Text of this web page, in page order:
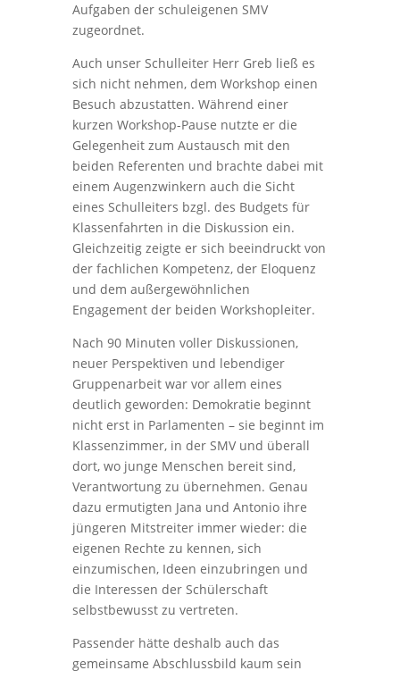
Aufgaben der schuleigenen SMV
zugeordnet.
Auch unser Schulleiter Herr Greb ließ es
sich nicht nehmen, dem Workshop einen
Besuch abzustatten. Während einer
kurzen Workshop-Pause nutzte er die
Gelegenheit zum Austausch mit den
beiden Referenten und brachte dabei mit
einem Augenzwinkern auch die Sicht
eines Schulleiters bzgl. des Budgets für
Klassenfahrten in die Diskussion ein.
Gleichzeitig zeigte er sich beeindruckt von
der fachlichen Kompetenz, der Eloquenz
und dem außergewöhnlichen
Engagement der beiden Workshopleiter.
Nach 90 Minuten voller Diskussionen,
neuer Perspektiven und lebendiger
Gruppenarbeit war vor allem eines
deutlich geworden: Demokratie beginnt
nicht erst in Parlamenten – sie beginnt im
Klassenzimmer, in der SMV und überall
dort, wo junge Menschen bereit sind,
Verantwortung zu übernehmen. Genau
dazu ermutigten Jana und Antonio ihre
jüngeren Mitstreiter immer wieder: die
eigenen Rechte zu kennen, sich
einzumischen, Ideen einzubringen und
die Interessen der Schülerschaft
selbstbewusst zu vertreten.
Passender hätte deshalb auch das
gemeinsame Abschlussbild kaum sein